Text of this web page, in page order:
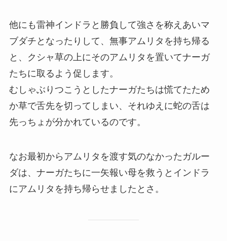
他にも雷神インドラと勝負して強さを称えあいマ
ブダチとなったりして、無事アムリタを持ち帰る
と、クシャ草の上にそのアムリタを置いてナーガ
たちに取るよう促します。
むしゃぶりつこうとしたナーガたちは慌てたため
か草で舌先を切ってしまい、それゆえに蛇の舌は
先っちょが分かれているのです。
なお最初からアムリタを渡す気のなかったガルー
ダは、ナーガたちに一矢報い母を救うとインドラ
にアムリタを持ち帰らせましたとさ。